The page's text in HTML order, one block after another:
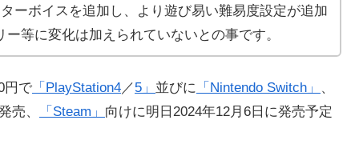
ーボイスを追加し、より遊び易い難易度設定が追加
等に変化は加えられていないとの事です。
円で 「PlayStation4 ／5」 並びに 「Nintendo Switch」
、
売、
「Steam」 向けに明日 2024年12月6日に発売予定